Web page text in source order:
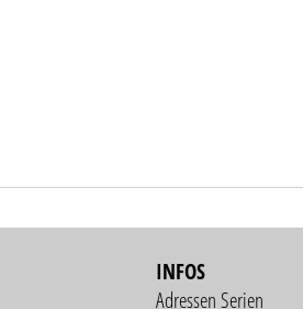
INFOS
Adressen Serien